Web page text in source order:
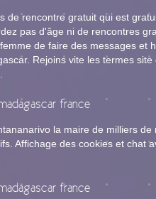
de rencontre gratuit qui est
pas d'âge ni de rencontres
de faire des messages et
Rejoins vite les termes
france
la maire de milliers
Affichage des cookies et chat
france